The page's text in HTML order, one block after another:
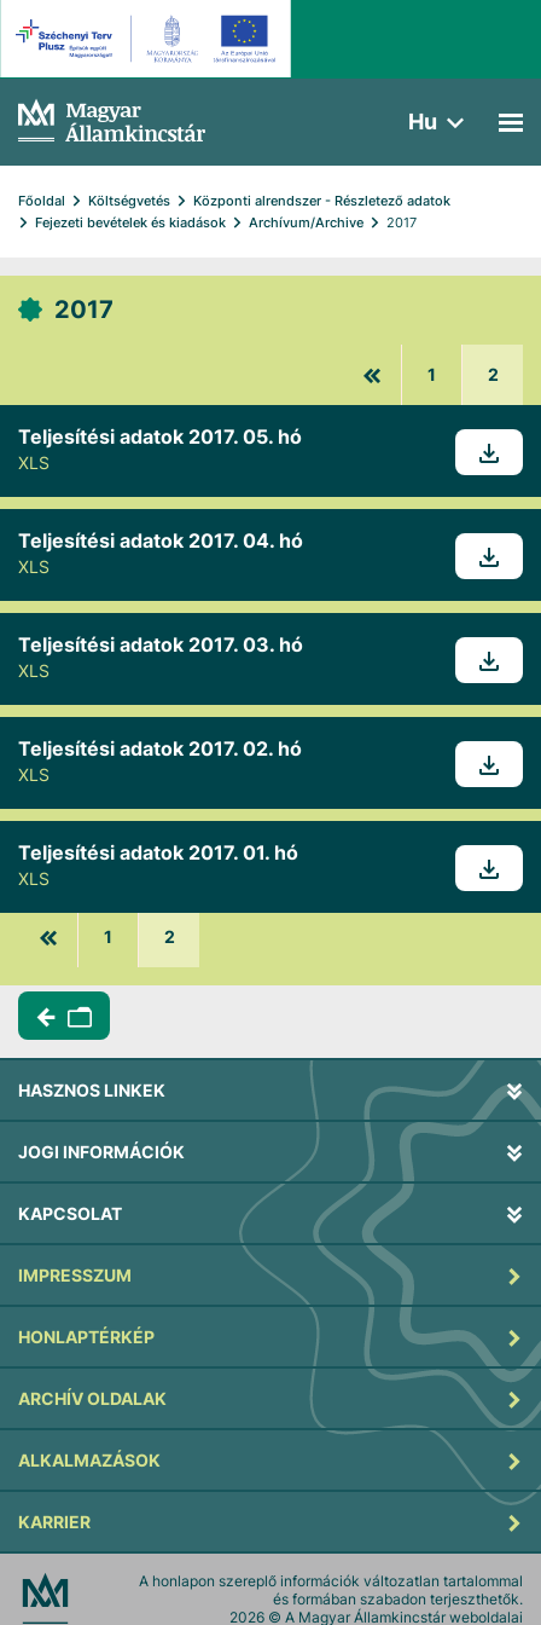
Hu
Főoldal Költségvetés
Központi alrendszer - Részletező adatok
Fejezeti bevételek és kiadások
Archívum/Archive 2017
2017
1 2
Teljesítési adatok 2017. 05. hó
XLS
Teljesítési adatok 2017. 04. hó
XLS
Teljesítési adatok 2017. 03. hó
XLS
Teljesítési adatok 2017. 02. hó
XLS
Teljesítési adatok 2017. 01. hó
XLS
1 2
HASZNOS LINKEK
JOGI INFORMÁCIÓK
KAPCSOLAT
IMPRESSZUM
HONLAPTÉRKÉP
ARCHÍV OLDALAK
ALKALMAZÁSOK
KARRIER
A honlapon szereplő információk változatlan tartalommal
és formában szabadon terjeszthetők.
2026 © A Magyar Államkincstár weboldalai